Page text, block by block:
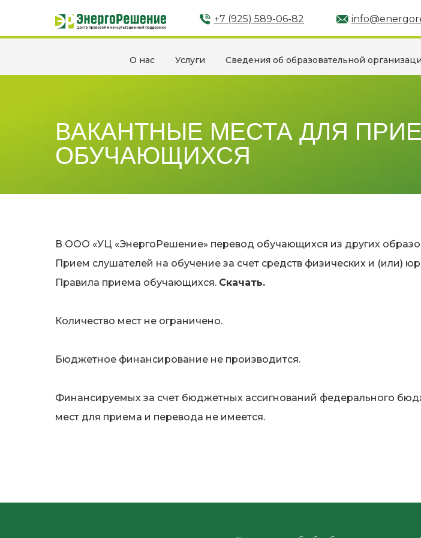
+7 (925) 589-06-82
О нас Услуги Сведения об образовательной
ВАКАНТНЫЕ МЕСТА ДЛЯ
ОБУЧАЮЩИХСЯ
В ООО «УЦ «ЭнергоРешение» перевод обучающихся из других
Прием слушателей на обучение за счет средств физических и (или)
Правила приема обучающихся. Скачать.
Количество мест не ограничено.
Бюджетное финансирование не производится.
Финансируемых за счет бюджетных ассигнований федерального
мест для приема и перевода не имеется.